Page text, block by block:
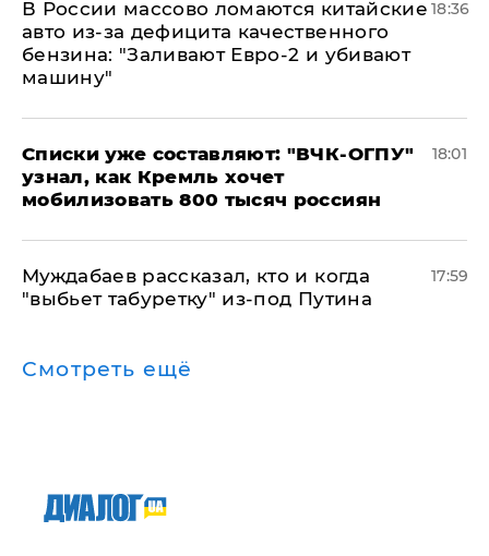
В России массово ломаются китайские
авто из-за дефицита качественного
бензина: "Заливают Евро-2 и убивают
машину"
18:36
Списки уже составляют: "ВЧК-ОГПУ"
узнал, как Кремль хочет
мобилизовать 800 тысяч россиян
18:01
Муждабаев рассказал, кто и когда
"выбьет табуретку" из-под Путина
17:59
Смотреть ещё